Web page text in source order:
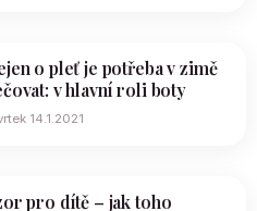
o pleť je potřeba v zimě
v hlavní roli boty
14.1.2021
pro dítě – jak toho